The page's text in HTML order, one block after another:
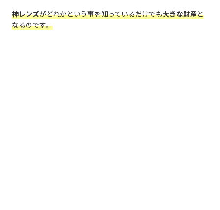
神レンズがどれかという事を知っているだけでも大きな財産と
なるのです。